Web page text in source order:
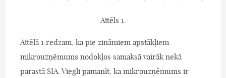
Attēls 1.
Attēlā 1 redzam, ka pie zināmiem apstākļiem
mikrouzņēmums nodokļos samaksā vairāk nekā
parastā SIA. Viegli pamanīt, ka mikrouzņēmums ir